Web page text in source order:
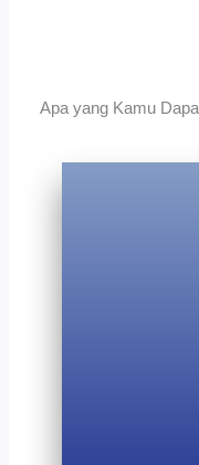
Apa yang Kamu